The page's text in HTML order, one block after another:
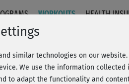
WORKOUTS HEALTH
Stand
similar technologies on our
We use the information
to adapt the functionality and